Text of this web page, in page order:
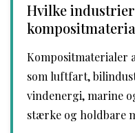
Hvilke
Kompositmaterialer
som luftfart,
vindenergi, marine
stærke og holdbare